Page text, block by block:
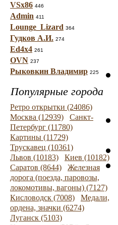
VSx86 446
Admin 411
Lounge_Lizard 364
Гудков А.И. 274
Ed4x4 261
OVN 237
Рыковкин Владимир 225
Популярные города
Ретро открытки (24086)
Москва (12939)
Санкт-
Петербург (11780)
Картины (11729)
Трускавец (10361)
Львов (10183)
Киев (10182)
Саратов (8644)
Железная
дорога (поезда, паровозы,
локомотивы, вагоны) (7127)
Кисловодск (7008)
Медали,
ордена, значки (6274)
Луганск (5103)